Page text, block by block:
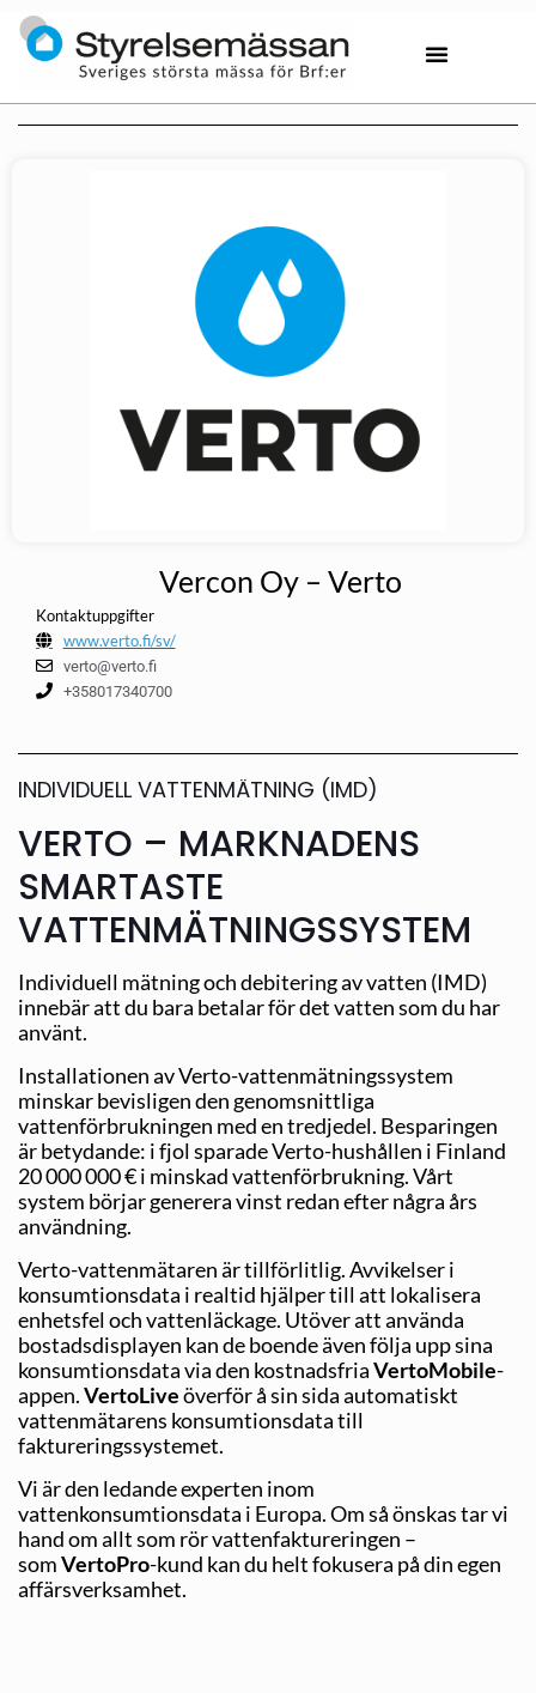
Vercon Oy – Verto
Kontaktuppgifter
www.verto.fi/sv/
verto@verto.fi
+358017340700
INDIVIDUELL VATTENMÄTNING (IMD)
VERTO – MARKNADENS
SMARTASTE
VATTENMÄTNINGSSYSTEM
Individuell mätning och debitering av vatten (IMD)
innebär att du bara betalar för det vatten som du har
använt.
Installationen av Verto-vattenmätningssystem
minskar bevisligen den genomsnittliga
vattenförbrukningen med en tredjedel. Besparingen
är betydande: i fjol sparade Verto-hushållen i Finland
20 000 000 € i minskad vattenförbrukning. Vårt
system börjar generera vinst redan efter några års
användning.
Verto-vattenmätaren är tillförlitlig. Avvikelser i
konsumtionsdata i realtid hjälper till att lokalisera
enhetsfel och vattenläckage. Utöver att använda
bostadsdisplayen kan de boende även följa upp sina
konsumtionsdata via den kostnadsfriaVertoMobile-
appen.VertoLiveöverför å sin sida automatiskt
vattenmätarens konsumtionsdata till
faktureringssystemet.
Vi är den ledande experten inom
vattenkonsumtionsdata i Europa. Om så önskas tar vi
hand om allt som rör vattenfaktureringen –
somVertoPro-kund kan du helt fokusera på din egen
affärsverksamhet.